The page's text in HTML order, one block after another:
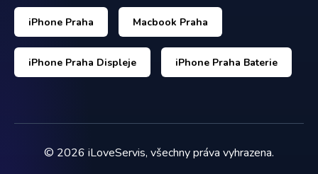
iPhone Praha Macbook Praha
iPhone Praha Displeje iPhone Praha Baterie
© 2026 iLoveServis, všechny práva vyhrazena.